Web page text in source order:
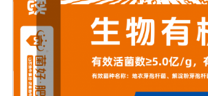
喷洒，也可防止谢花落果。具有显著的
是大量元素水溶性肥料的主要作用之一
重、早熟、高产果树、瓜类、豆类等多
喷洒可以增加果实，提前成熟，在抽穗
物可以使抽穗整齐，重量显著增加。4.
防涝、防虫。风灾后，喷洒能迅速恢复
病虫害，与农药混合喷洒，病株恢复更